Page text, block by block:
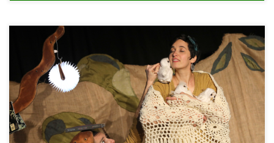
Rendez-vous le mercredi 22 juin à 15h à la bibliothèque de
Malmedy pour vivre en famille un spectacle des Liseuses (dès 2,5
ans). Embarquez pour un voyage avec les oiseaux d’ici et
d’ailleurs. Il paraît qu’au creux des arbres il y a des trésors, qu’entre
les pages des livres des […]